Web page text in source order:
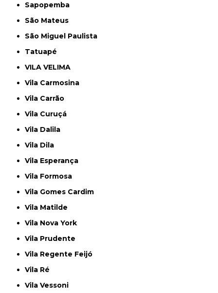
Sapopemba
São Mateus
São Miguel Paulista
Tatuapé
VILA VELIMA
Vila Carmosina
Vila Carrão
Vila Curuçá
Vila Dalila
Vila Dila
Vila Esperança
Vila Formosa
Vila Gomes Cardim
Vila Matilde
Vila Nova York
Vila Prudente
Vila Regente Feijó
Vila Ré
Vila Vessoni